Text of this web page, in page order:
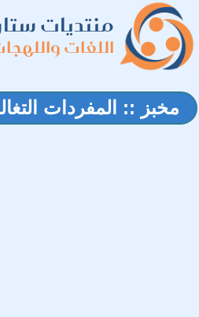
منتديات
اللغات
مخبز :: المفردات